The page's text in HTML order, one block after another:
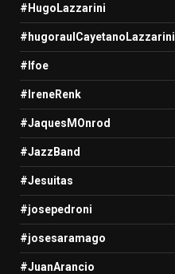
#HugoLazzarini
#hugoraulCayetanoLazzarini
#Ifoe
#IreneRenk
#JaquesMOnrod
#JazzBand
#Jesuitas
#josepedroni
#josesaramago
#JuanArancio